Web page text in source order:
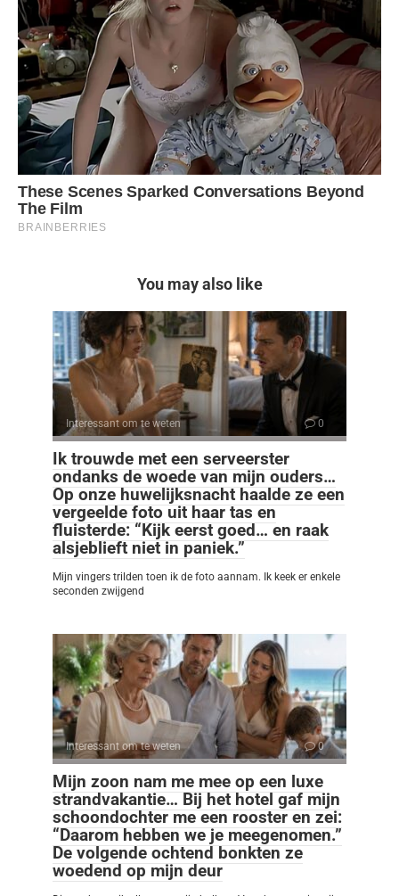
You may also like
Interessant om te weten 0
Ik trouwde met een serveerster
ondanks de woede van mijn ouders…
Op onze huwelijksnacht haalde ze een
vergeelde foto uit haar tas en
fluisterde: “Kijk eerst goed… en raak
alsjeblieft niet in paniek.”
Mijn vingers trilden toen ik de foto aannam. Ik keek er enkele
seconden zwijgend
Interessant om te weten 0
Mijn zoon nam me mee op een luxe
strandvakantie… Bij het hotel gaf mijn
schoondochter me een rooster en zei:
“Daarom hebben we je meegenomen.”
De volgende ochtend bonkten ze
woedend op mijn deur